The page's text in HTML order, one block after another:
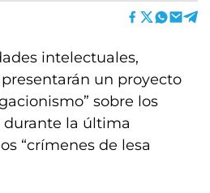
intelectuales,
un proyecto
sobre los
durante la última
“crímenes de lesa